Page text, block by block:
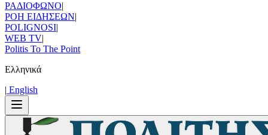
ΡΑΔΙΟΦΩΝΟ|
ΡΟΗ ΕΙΔΗΣΕΩΝ|
POLIGNOSI|
WEB TV|
Politis To The Point
Ελληνικά
| Εnglish